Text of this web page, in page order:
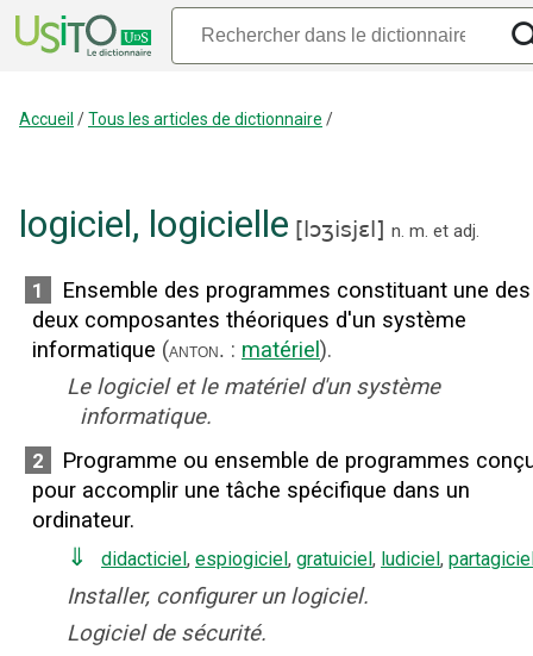
Accueil /Tous les articles de dictionnaire /
logiciel, logicielle [ lɔʒisjɛl ] n. m. et adj.
1
Ensemble des programmes constituant une des
deux composantes théoriques d'un système
informatique (anton. : matériel ).
Le logiciel et le matériel d'un système
informatique.
2
Programme ou ensemble de programmes
pour accomplir une tâche spécifique dans un
ordinateur.
⇓ didacticiel , espiogiciel , gratuiciel , ludiciel ,
Installer, configurer un logiciel.
Logiciel de sécurité.